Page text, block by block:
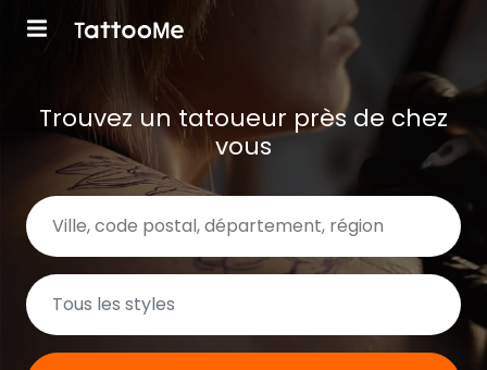
Trouvez un tatoueur près de chez
vous